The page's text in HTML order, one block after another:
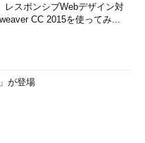
レスポンシブWebデザイン対
CC 2015を使ってみ...
が登場